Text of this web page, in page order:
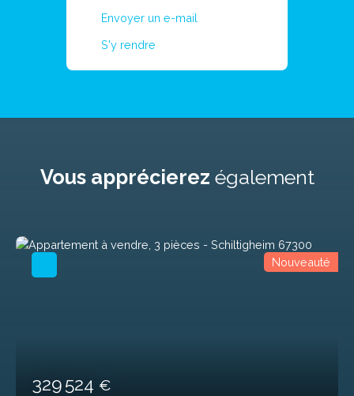
Envoyer un e-mail
S'y rendre
Vous apprécierez également
329 524 €
Nouveauté